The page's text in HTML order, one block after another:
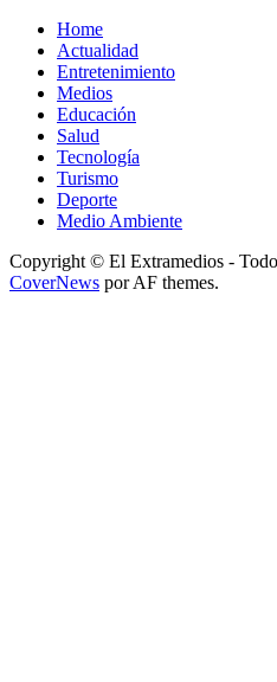
Home
Actualidad
Entretenimiento
Medios
Educación
Salud
Tecnología
Turismo
Deporte
Medio Ambiente
Copyright © El Extramedios -
CoverNews por AF themes.